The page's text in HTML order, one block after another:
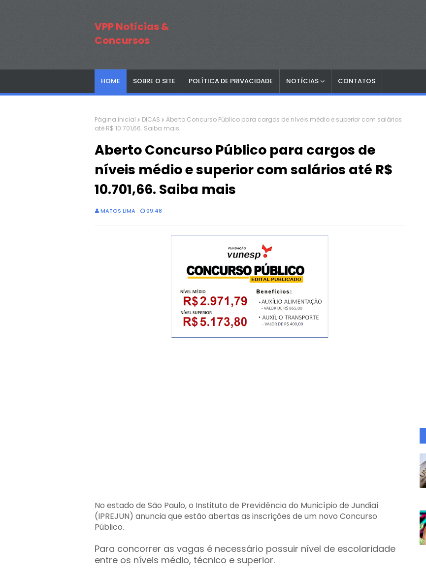
VPP Notícias &
Concursos
HOME SOBRE O SITE POLÍTICA DE PRIVACIDADE NOTÍCIAS CONTATOS
Página inicial DICAS
Aberto Concurso Público para cargos de níveis médio e superior com salários
até R$ 10.701,66. Saiba mais
Aberto Concurso Público para cargos de
níveis médio e superior com salários até R$
10.701,66. Saiba mais
MATOS LIMA 09:48
No estado de São Paulo, o Instituto de Previdência do Município de Jundiaí
(IPREJUN) anuncia que estão abertas as inscrições de um novo Concurso
Público.
Para concorrer as vagas é necessário possuir nível de escolaridade
entre os níveis médio, técnico e superior.